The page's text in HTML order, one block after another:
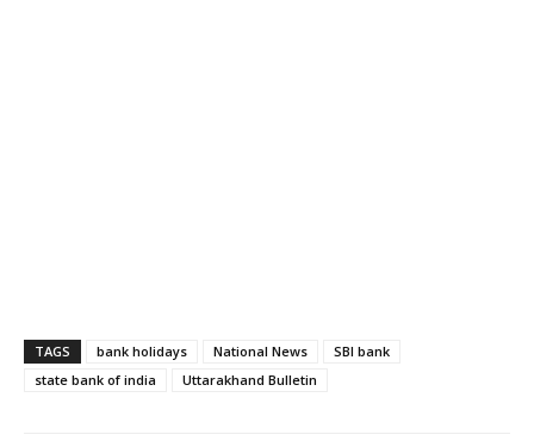
TAGS bank holidays National News
SBI bank
state bank of india
Uttarakhand Bulletin